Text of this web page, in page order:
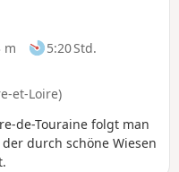
m
5:20 Std.
et-Loire)
de-Touraine folgt man
durch schöne Wiesen